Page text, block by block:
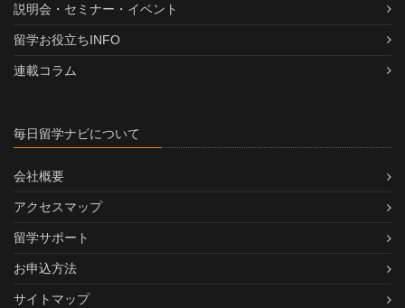
説明会・セミナー・イベント
留学お役立ちINFO
連載コラム
毎日留学ナビについて
会社概要
アクセスマップ
留学サポート
お申込方法
サイトマップ